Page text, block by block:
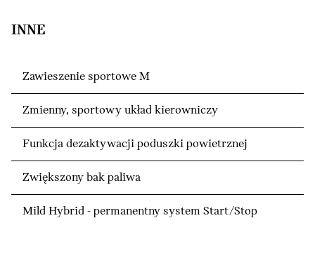
INNE
Zawieszenie sportowe M
Zmienny, sportowy układ kierowniczy
Funkcja dezaktywacji poduszki powietrznej
Zwiększony bak paliwa
Mild Hybrid - permanentny system Start/Stop